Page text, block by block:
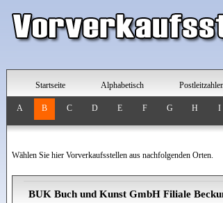
Startseite Alphabetisch
A B C D E F G H I
Wählen Sie hier Vorverkaufsstellen aus nachfolgenden Orten.
BUK Buch und Kunst GmbH Filiale